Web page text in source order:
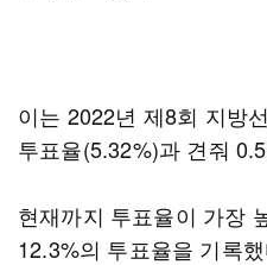
이는 2022년 제8회 지방
투표율(5.32%)과 견줘
현재까지 투표율이 가장
12.3%의 투표율을 기록